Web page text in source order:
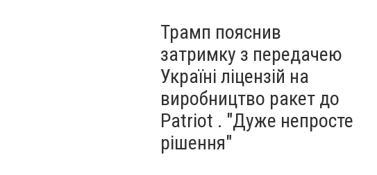
Трамп пояснив
затримку з передачею
Україні ліцензій на
виробництво ракет до
Patriot . "Дуже непросте
рішення"